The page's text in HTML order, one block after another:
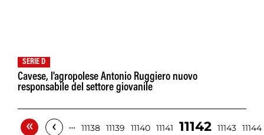
SERIE D
Cavese, l'agropolese Antonio Ruggiero nuovo
responsabile del settore giovanile
« ‹ … 11138 11139 11140 11141 11142 11143 11144